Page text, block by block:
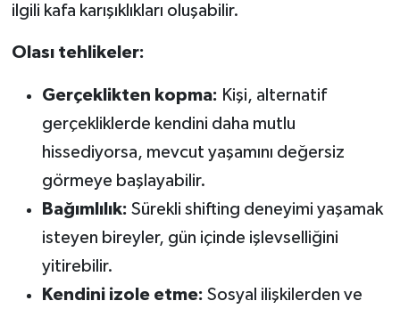
ilgili kafa karışıklıkları oluşabilir.
Olası tehlikeler:
Gerçeklikten kopma: Kişi, alternatif
gerçekliklerde kendini daha mutlu
hissediyorsa, mevcut yaşamını değersiz
görmeye başlayabilir.
Bağımlılık: Sürekli shifting deneyimi yaşamak
isteyen bireyler, gün içinde işlevselliğini
yitirebilir.
Kendini izole etme: Sosyal ilişkilerden ve